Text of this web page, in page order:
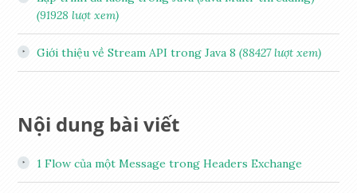
(91928 lượt xem)
Giới thiệu về Stream API trong Java 8(88427 lượt xem)
Nội dung bài viết
1 Flow của một Message trong Headers Exchange